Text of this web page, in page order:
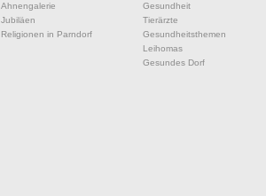
Ahnengalerie
Jubiläen
Religionen in Parndorf
Gesundheit
Tierärzte
Gesundheitsthemen
Leihomas
Gesundes Dorf